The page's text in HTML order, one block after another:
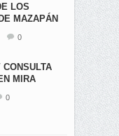
LOS
MAZAPÁN
0
CONSULTA
MIRA
0